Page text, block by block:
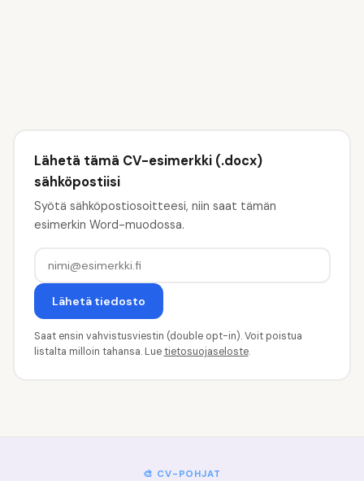
Lähetä tämä CV-esimerkki (.docx)
sähköpostiisi
Syötä sähköpostiosoitteesi, niin saat tämän
esimerkin Word-muodossa.
Lähetä tiedosto
Saat ensin vahvistusviestin (double opt-in). Voit poistua
listalta milloin tahansa. Luetietosuojaseloste.
🎨 CV-POHJAT